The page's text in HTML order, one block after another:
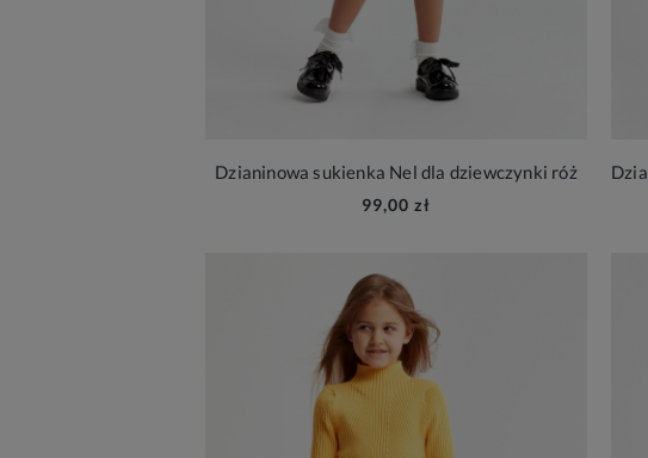
Dzianinowa sukienka Nel dla dziewczynki róż
99,00 zł